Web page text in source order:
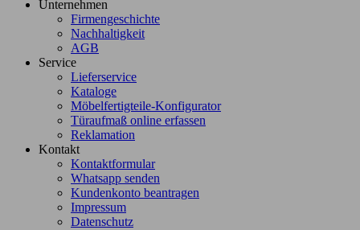
Unternehmen
Firmengeschichte
Nachhaltigkeit
AGB
Service
Lieferservice
Kataloge
Möbelfertigteile-Konfigurator
Türaufmaß online erfassen
Reklamation
Kontakt
Kontaktformular
Whatsapp senden
Kundenkonto beantragen
Impressum
Datenschutz